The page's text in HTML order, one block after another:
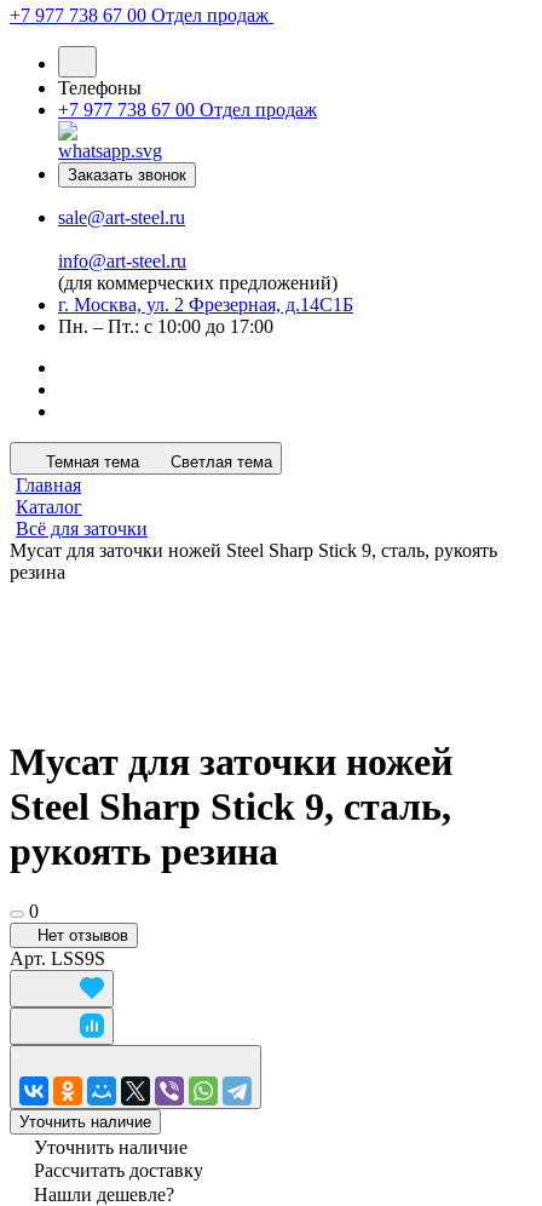
+7 977 738 67 00 Отдел продаж
Телефоны
+7 977 738 67 00 Отдел продаж
Заказать звонок
sale@art-steel.ru
info@art-steel.ru
(для коммерческих предложений)
г. Москва, ул. 2 Фрезерная, д.14С1Б
Пн. – Пт.: с 10:00 до 17:00
Темная тема Светлая тема
Главная
Каталог
Всё для заточки
Мусат для заточки ножей Steel Sharp Stick 9, сталь, рукоять
резина
Мусат для заточки ножей
Steel Sharp Stick 9, сталь,
рукоять резина
0
Нет отзывов
Арт. LSS9S
Уточнить наличие
Уточнить наличие
Рассчитать доставку
Нашли дешевле?